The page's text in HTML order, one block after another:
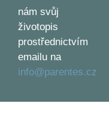
nám svůj
životopis
prostřednictvím
emailu na
info@parentes.cz